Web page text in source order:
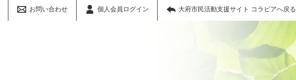
お問い合わせ 個人会員ログイン 大府市民活動支援サイト コラビアへ戻る